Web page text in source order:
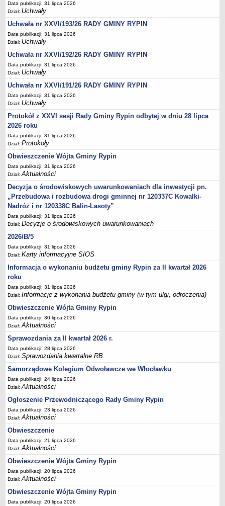
Urząd gminy
Jednostki organizacyjne, GOPS, Instytucja kultury, OSP
Jednostki pomocnicze - sołectwa
Plan pracy komisji rewizyjnej
Sesje Rady Gminy Rypin
PRAWO LOKALNE
Statut
Strategia rozwoju
Uchwały
Projekty uchwał
Protokoły
Imienne wykazy głosowań radnych
Postać dokumentów
Akty Prawne, Dzienniki Ustaw, Monitory Polskie
Prawo miejscowe
Zarządzenia
Studium uwarunkowań i kierunków zagospodarowania
przestrzennego
Dane przestrzenne - MPZP
Stałe obwody głosowania, numery, granice oraz siedziby
obwodowych komisji wyborczych, opis granic okręgów wyborczych
Plan ogólny gminy Rypin
FINANSE GMINY
Budżet
Zmiany budżetu
Wieloletnia Prognoza Finansowa
Majątek gminy
Dług publiczny
Realizacja inwestycji
Sprawozdania z wykonania budżetu
Sprawozdania kwartalne RB
Sprawozdania finansowe
Informacje z wykonania budżetu gminy (w tym ulgi, odroczenia)
SPRAWY DO ZAŁATWIENIA
BUDOWA PRZYDOMOWYCH OCZYSZCZALNI ŚCIEKÓW -
DOFINANSOWANIE
Preferencyjny zakup węgla
Wykaz spraw
Data publikacji: 31 lipca 2026
Dział: Uchwały
Uchwała nr XXVI/193/26 RADY GMINY RYPIN
Data publikacji: 31 lipca 2026
Dział: Uchwały
Uchwała nr XXVI/192/26 RADY GMINY RYPIN
Data publikacji: 31 lipca 2026
Dział: Uchwały
Uchwała nr XXVI/191/26 RADY GMINY RYPIN
Data publikacji: 31 lipca 2026
Dział: Uchwały
Protokół z XXVI sesji Rady Gminy Rypin odbytej w dniu 28 lipca
2026 roku
Data publikacji: 31 lipca 2026
Dział:Protokoły
Obwieszczenie Wójta Gminy Rypin
Data publikacji: 31 lipca 2026
Dział:Aktualności
Decyzja o środowiskowych uwarunkowaniach dla inwestycji pn.
„Przebudowa i rozbudowa drogi gminnej nr 120337C Kowalki-
Nadróż i nr 120338C Balin-Lasoty”
Data publikacji: 31 lipca 2026
Dział:Decyzje o środowiskowych uwarunkowaniach
2026/B/5
Data publikacji: 31 lipca 2026
Dział:Karty informacyjne SIOS
Informacja o wykonaniu budżetu gminy Rypin za II kwartał 2026
roku
Data publikacji: 31 lipca 2026
Dział:Informacje z wykonania budżetu gminy (w tym ulgi, odroczenia)
Obwieszczenie Wójta Gminy Rypin
Data publikacji: 30 lipca 2026
Dział:Aktualności
Sprawozdania za II kwartał 2026 r.
Data publikacji: 28 lipca 2026
Dział:Sprawozdania kwartalne RB
Samorządowe Kolegium Odwoławcze we Włocławku
Data publikacji: 24 lipca 2026
Dział:Aktualności
Ogłoszenie Przewodniczącego Rady Gminy Rypin
Data publikacji: 23 lipca 2026
Dział:Aktualności
Obwieszczenie
Data publikacji: 21 lipca 2026
Dział:Aktualności
Obwieszczenie Wójta Gminy Rypin
Data publikacji: 20 lipca 2026
Dział:Aktualności
Obwieszczenie Wójta Gminy Rypin
Data publikacji: 20 lipca 2026